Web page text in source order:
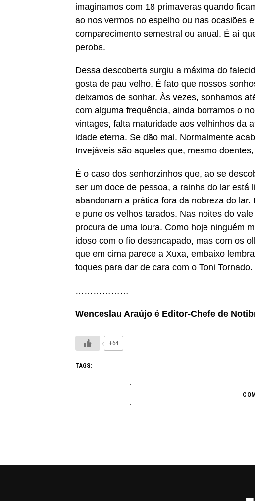
imaginamos com 18 primaveras quando
ao nos vermos no espelho ou nas ocasiões
comparecimento semestral ou anual. É aí
peroba.
Dessa descoberta surgiu a máxima do
gosta de pau velho. É fato que nossos
deixamos de sonhar. Às vezes, sonhamos
com alguma frequência, ainda borramos o
vintages, falta maturidade aos velhinhos da
idade eterna. Se dão mal. Normalmente
Invejáveis são aqueles que, mesmo
É o caso dos senhorzinhos que, ao se
ser um doce de pessoa, a rainha do lar está
abandonam a prática fora da nobreza do
e pune os velhos tarados. Nas noites do
procura de uma loura. Como hoje ninguém
idoso com o fio desencapado, mas com os
que em cima parece a Xuxa, embaixo
toques para dar de cara com o Toni Tornado.
………………
Wenceslau Araújo é Editor-Chefe de
+64
TAGS: